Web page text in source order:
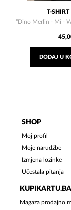
T-
“Dino Merlin - Mi -
DODAJ U
SHOP
Moj profil
Moje narudžbe
Izmjena lozinke
Učestala pitanja
KUPIKARTU.BA
Magaza prodajno